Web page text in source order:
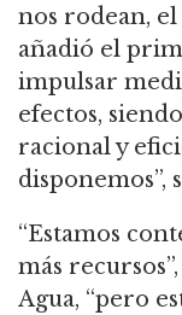
nos rodean, el
añadió el
impulsar
efectos,
racional y
disponemos”,
“Estamos
más
Agua, “pero